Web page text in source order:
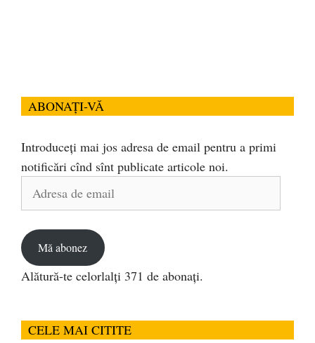
ABONAȚI-VĂ
Introduceți mai jos adresa de email pentru a primi
notificări cînd sînt publicate articole noi.
Adresa
Mă abonez
Alătură-te celorlalți 371 de abonați.
CELE MAI CITITE